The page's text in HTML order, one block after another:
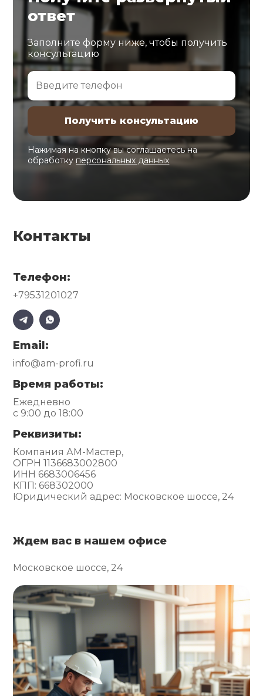
ответ
Заполните форму ниже, чтобы получить
консультацию
Нажимая на кнопку вы соглашаетесь на
обработкуперсональных данных
Контакты
Телефон:
+79531201027
Email:
info@am-profi.ru
Время работы:
Ежедневно
с 9:00 до 18:00
Реквизиты:
Компания АМ-Мастер,
ОГРН 1136683002800
ИНН 6683006456
КПП: 668302000
Юридический адрес: Московское шоссе, 24
Ждем вас в нашем офисе
Московское шоссе, 24